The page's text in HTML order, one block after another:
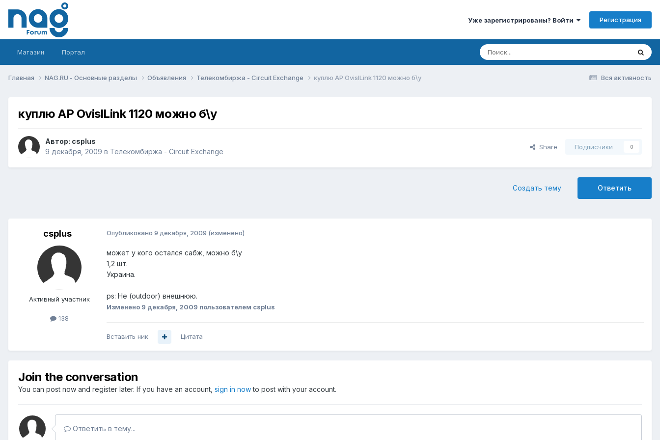
Уже зарегистрированы? Войти Регистрация
Магазин Портал
Вся активность
Главная NAG.RU - Основные разделы Объявления Телекомбиржа - Circuit Exchange куплю AP OvislLink 1120 можно б\у
куплю AP OvislLink 1120 можно б\у
Автор: csplus
9 декабря, 2009 в Телекомбиржа - Circuit Exchange
Share Подписчики 0
Ответить
Создать тему
csplus
Активный участник
138
Опубликовано 9 декабря, 2009 (изменено)
может у кого остался сабж, можно б\у
1,2 шт.
Украина.
ps: Не (outdoor) внешнюю.
Изменено 9 декабря, 2009 пользователем csplus
Вставить ник Цитата
Join the conversation
You can post now and register later. If you have an account, sign in nowto post with your account.
Ответить в тему...